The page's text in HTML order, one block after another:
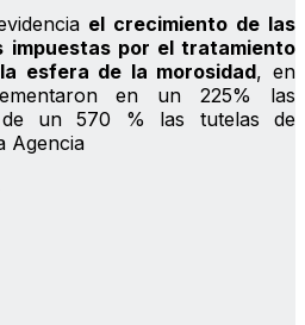
el crecimiento de las
impuestas por el tratamiento
esfera de la morosidad, en
en un 225% las
un 570 % las tutelas de
Agencia